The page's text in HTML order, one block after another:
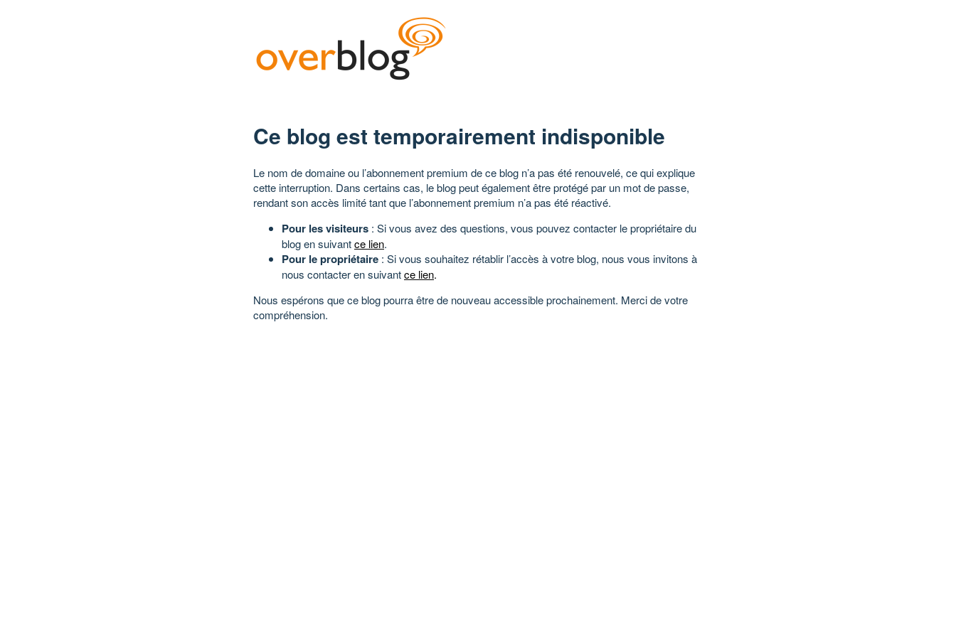
Ce blog est temporairement indisponible
Le nom de domaine ou l’abonnement premium de ce blog n’a pas été renouvelé, ce qui explique
cette interruption. Dans certains cas, le blog peut également être protégé par un mot de passe,
rendant son accès limité tant que l’abonnement premium n’a pas été réactivé.
Pour les visiteurs : Si vous avez des questions, vous pouvez contacter le propriétaire du
blog en suivantce lien.
Pour le propriétaire : Si vous souhaitez rétablir l’accès à votre blog, nous vous invitons à
nous contacter en suivantce lien.
Nous espérons que ce blog pourra être de nouveau accessible prochainement. Merci de votre
compréhension.